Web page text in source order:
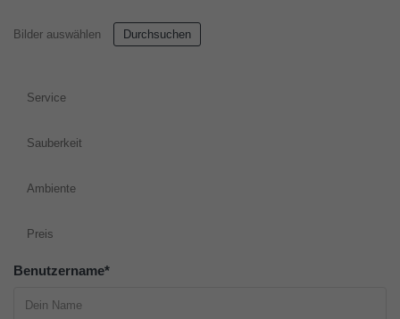
Bilder auswählen Durchsuchen
Service
Sauberkeit
Ambiente
Preis
Benutzername*